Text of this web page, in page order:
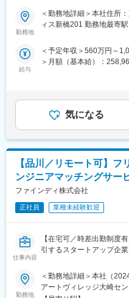
務1名、評価育成1名が在
※契約社員2名を含みます
■働き方・職場環境：
・成果や行動が正当に評価
以下の認定も取得していま
・「えるぼし認定」3段階
・「くるみん認定」（男
■当社とは：
1885年創業、130年以上
“健やかな美しさ”を軸に
タイルに寄り添いながら事
本ポジションは、当社の
ションです。
変更の範囲：会社の定め
フリーランスのSAPコン
「SAP Freelance Jobs」
■業務詳細
・SAPコンサルタントのフ
（２）コンサルティング
・SAPコンサルタント候
・リレーション構築（会
■ミッション
フリーランスで働くSAP
ず、本来の業務に専念し
行います。コンサルタン
■インセンティブ
永年勤続手当：3年100万
■キャリアパス
勤務地
＜勤務地詳細＞本社住所
ィス新橋201 勤務地最寄駅：各線／新橋駅受動喫煙対策：屋内全
給与
＜予定年収＞560万円～
＞月額（基本給）：
＞・外資系コンサルティ
で、長期的に昇給＆高報
月間45時間を超えた方は
きる環境です。賃金はあ
て上下する可能性があり
です。
気になる
【品川／リモート可】
ンジニアマッチングサー
ファインディ株式会社
正社員 業種未経験歓迎
仕事内容
【在宅可／時差出勤制度
引するスタートアップ企
囲：会社の定める業務
■業務概要：
勤務地
＜勤務地詳細＞本社（
アートヴィレッジ大崎セ